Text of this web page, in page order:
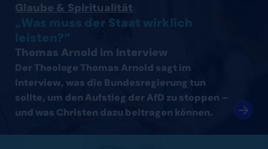
Glaube & Spiritualität
„Was muss der Staat wirklich
leisten?“
Thomas Arnold im Interview
Der Theologe Thomas Arnold sagt im
Interview, was die Bundesregierung tun
sollte, um den Aufstieg der AfD zu stoppen –
und was Christen dazu beitragen können.